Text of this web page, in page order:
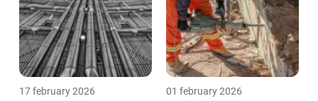
17 february 2026 01 february 2026